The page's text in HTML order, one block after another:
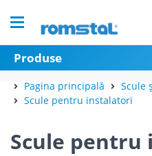
Produse
Pagina principală
Scule
Scule pentru instalatori
Scule